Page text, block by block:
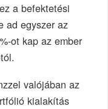
a befektetési
ad egyszer az
ot kap az ember
valójában az
kialakítás